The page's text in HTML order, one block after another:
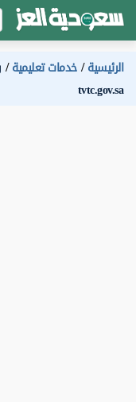
الرئيسية خدمات تعليمية
tvtc.gov.sa